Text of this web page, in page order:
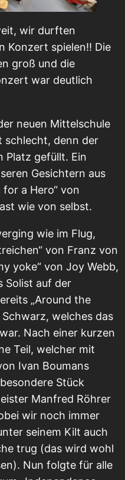
wir durften
Konzert spielen!! Die
groß und die
war deutlich
neuen Mittelschule
schlecht, denn der
Platz gefüllt. Ein
Gesichtern aus
a Hero“ von
wie von selbst.
wie im Flug,
von Franz von
yoke“ von Joy Webb,
Solist auf der
„Around the
welches das
Nach einer kurzen
Teil, welcher mit
Ivan Boumans
Stück
Manfred Röhrer
wir noch immer
seinem Kilt auch
trug (das wird wohl
Nun folgte für alle